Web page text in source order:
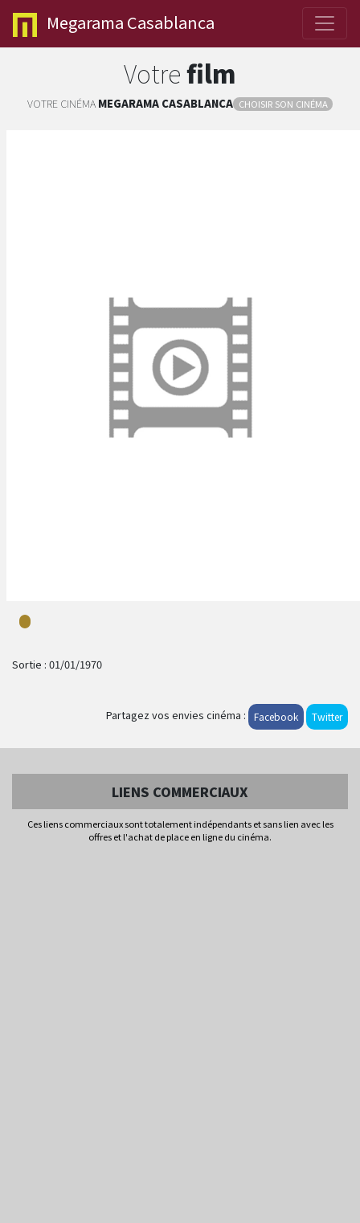
Megarama Casablanca
Votrefilm
VOTRE CINÉMA MEGARAMACASABLANCA CHOISIR SON CINÉMA
Sortie : 01/01/1970
Partagez vos envies cinéma : Facebook Twitter
LIENS COMMERCIAUX
Ces liens commerciaux sont totalement indépendants et sans lien avec les
offres et l'achat de place en ligne du cinéma.